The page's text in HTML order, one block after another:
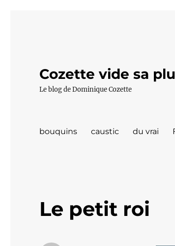
Cozette vide sa
Le blog de Dominique Cozette
bouquins caustic du vrai
Le petit roi